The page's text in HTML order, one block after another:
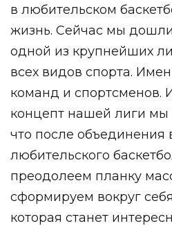
в любительском
жизнь. Сейчас мы дошли
одной из крупнейших
всех видов спорта.
команд и спортсменов.
концепт нашей лиги мы
что после объединения
любительского
преодолеем планку
сформируем вокруг
которая станет